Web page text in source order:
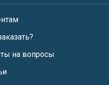
на вопросы